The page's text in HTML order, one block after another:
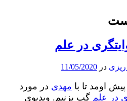
در علم
در 11/05/2020
اومد تا با مهدی در مورد
در علم گپ بزنیم. ویدیوی